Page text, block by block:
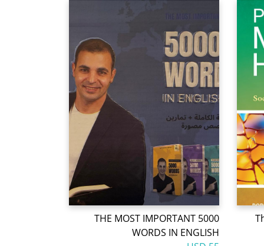
THE MOST IMPORTANT 5000
WORDS IN ENGLISH